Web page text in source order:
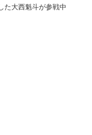
た大西魁斗が参戦中